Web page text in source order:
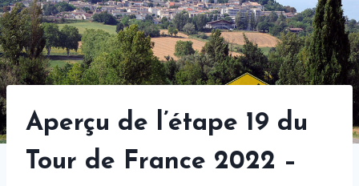
Aperçu de l’étape 19 du
Tour de France 2022 –